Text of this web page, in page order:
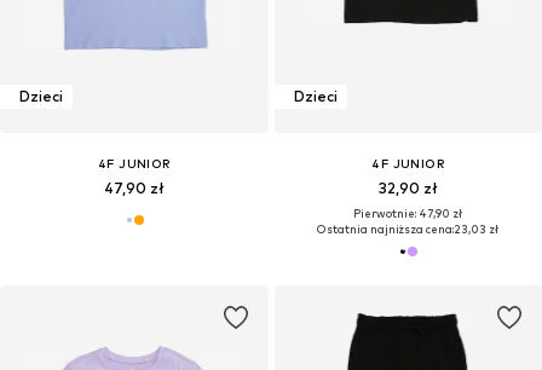
Dzieci
4F JUNIOR
47,90 zł
Dzieci
4F JUNIOR
32,90 zł
Pierwotnie: 47,90 zł
Ostatnia najniższa cena:23,03 zł